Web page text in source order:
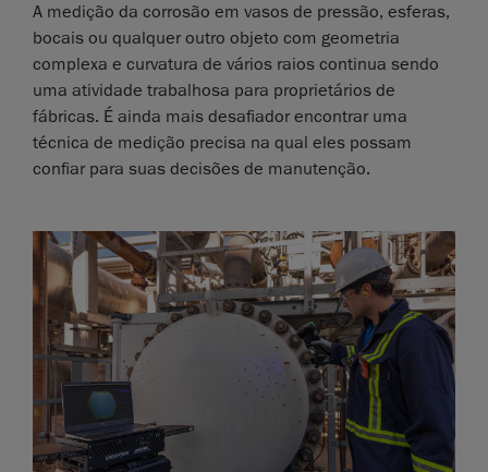
A medição da corrosão em vasos de pressão, esferas,
bocais ou qualquer outro objeto com geometria
complexa e curvatura de vários raios continua sendo
uma atividade trabalhosa para proprietários de
fábricas. É ainda mais desafiador encontrar uma
técnica de medição precisa na qual eles possam
confiar para suas decisões de manutenção.